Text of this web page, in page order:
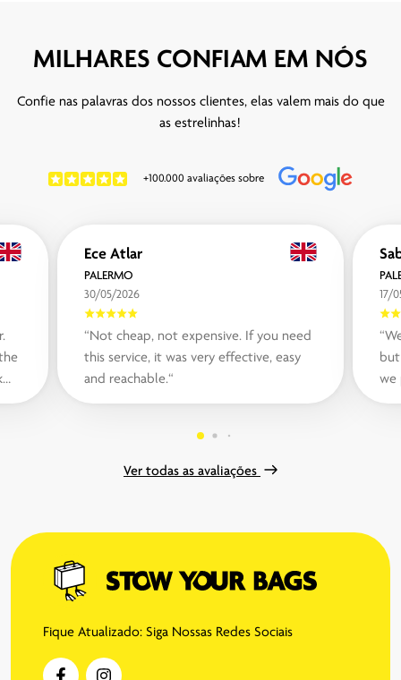
MILHARES CONFIAM EM NÓS
Confie nas palavras dos nossos clientes, elas valem mais do que
as estrelinhas!
+100.000 avaliações sobre
Ece Atlar
PALERMO
30/05/2026
“Not cheap, not expensive. If you need
this service, it was very effective, easy
and reachable.“
17/
Ver todas as avaliações
Fique Atualizado: Siga Nossas Redes Sociais